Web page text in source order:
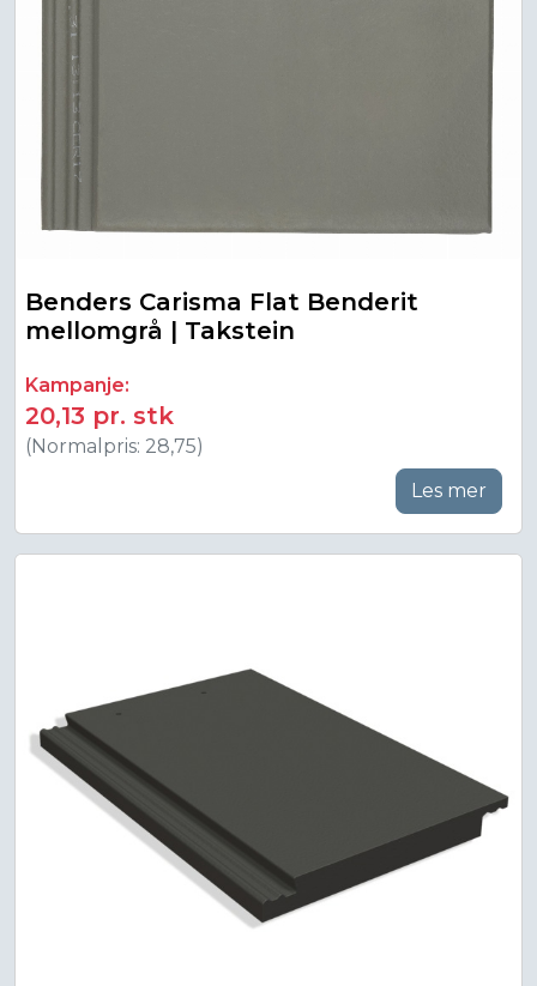
Benders Carisma Flat Benderit
mellomgrå | Takstein
Kampanje:
20,13 pr. stk
(Normalpris: 28,75)
Les mer